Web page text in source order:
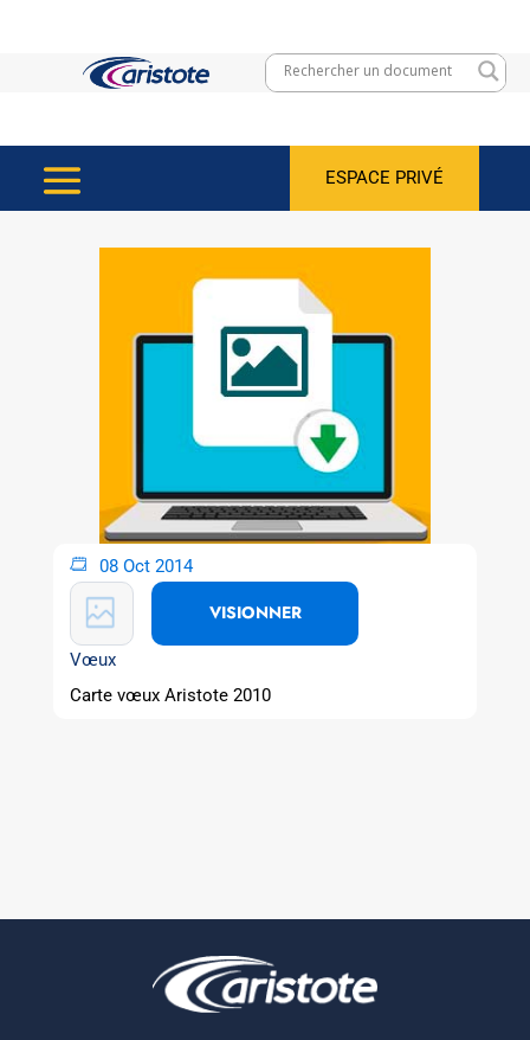
ESPACE PRIVÉ
08 Oct 2014
VISIONNER
Vœux
Carte vœux Aristote 2010